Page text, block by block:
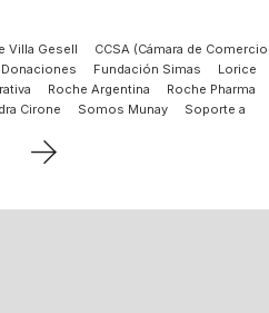
Villa Gesell
CCSA (Cámara de Comercio
Donaciones Fundación Simas
Lorice
Roche Argentina
Roche Pharma
Cirone Somos Munay
Soporte a